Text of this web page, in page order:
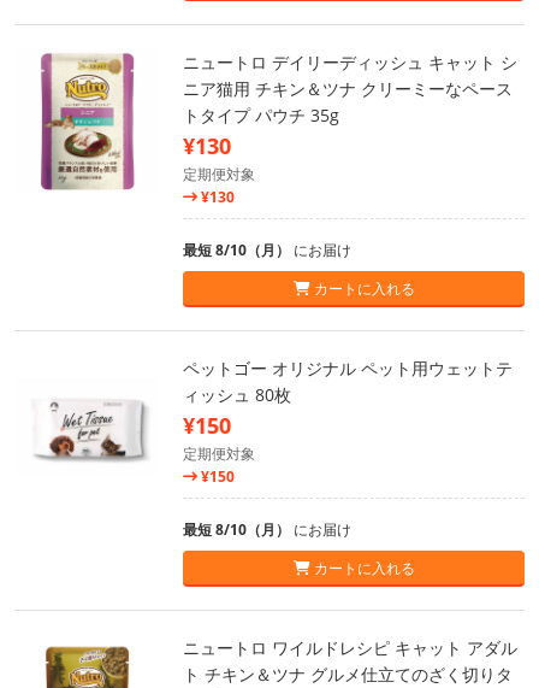
ニュートロ デイリーディッシュ キャット シ
ニア猫用 チキン＆ツナ クリーミーなペース
トタイプ パウチ 35g
¥130
定期便対象
¥130
最短 8/10（月） にお届け
カートに入れる
ペットゴー オリジナル ペット用ウェットテ
ィッシュ 80枚
¥150
定期便対象
¥150
最短 8/10（月） にお届け
カートに入れる
ニュートロ ワイルドレシピ キャット アダル
ト チキン＆ツナ グルメ仕立てのざく切りタ